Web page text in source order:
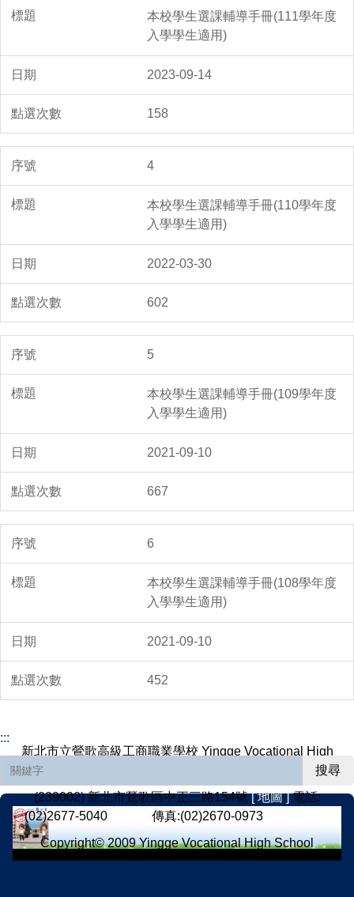
本校學生選課輔導手冊(111學年度
入學學生適用)
2023-09-14
158
4
本校學生選課輔導手冊(110學年度
入學學生適用)
2022-03-30
602
5
本校學生選課輔導手冊(109學年度
入學學生適用)
2021-09-10
667
6
本校學生選課輔導手冊(108學年度
入學學生適用)
2021-09-10
452
:::
搜尋
新北市立鶯歌高級工商職業學校 Yingge Vocational High
(239002) 新北市鶯歌區中正三路154號[ 地圖 ]電話:
(02)2677-5040
傳真:(02)2670-0973
Copyright© 2009 Yingge Vocational High School